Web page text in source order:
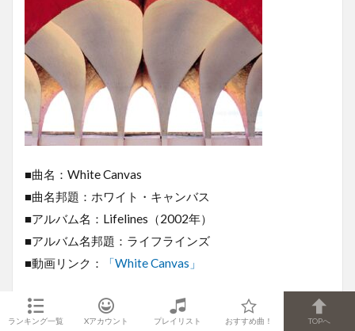
■曲名：White Canvas
■曲名邦題：ホワイト・キャンバス
■アルバム名：Lifelines（2002年）
■アルバム名邦題：ライフラインズ
■動画リンク：
「White Canvas」
先程私は1枚目か3枚目が最高傑作と書きました。
ランキング一覧 Xアカウント プレイリスト おすすめ曲！ TOPへ